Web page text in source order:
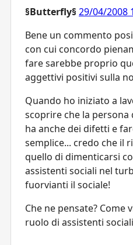
§Butterfly§ 29/04/2008
Bene un commento
con cui concordo
fare sarebbe proprio
aggettivi positivi sulla
Quando ho iniziato a
scoprire che la
ha anche dei difetti e
semplice... credo che il
quello di dimenticarsi
assistenti sociali nel
fuorvianti il sociale!
Che ne pensate? Come
ruolo di assistenti